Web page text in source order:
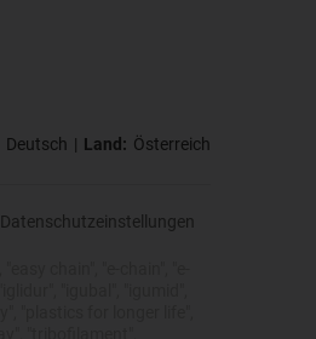
Deutsch | Land: Österreich
Datenschutzeinstellungen